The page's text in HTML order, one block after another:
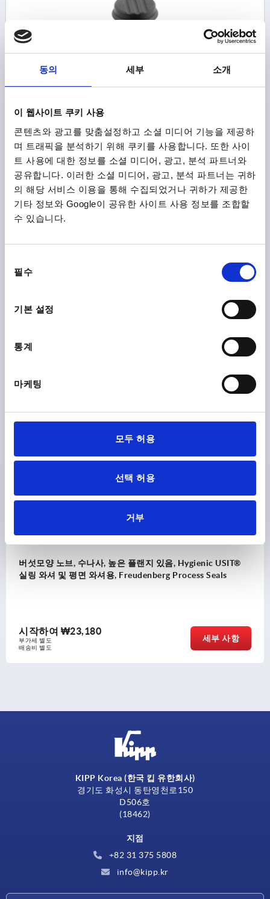
동의 세부 소개
이 웹사이트 쿠키 사용
콘텐츠와 광고를 맞춤설정하고 소셜 미디어 기능을 제공하
며 트래픽을 분석하기 위해 쿠키를 사용합니다. 또한 사이
트 사용에 대한 정보를 소셜 미디어, 광고, 분석 파트너와
공유합니다. 이러한 소셜 미디어, 광고, 분석 파트너는 귀하
의 해당 서비스 이용을 통해 수집되었거나 귀하가 제공한
기타 정보와 Google이 공유한 사이트 사용 정보를 조합할
수 있습니다.
필수
기본 설정
통계
마케팅
모두 허용
선택 허용
거부
나사=M5 바깥지름=21
본체 색상=흑연 검정 RAL 9011
D2=12 D3=19
높이=21
H1=10
주문 번호: K0251.110524X10
₩6,300
부가세 별도
세부 사항
다른 고객들도 다음 제품을 구매하였습니
K1309
버섯모양 노브, 수나사, 높은 플랜지 있음, Hygienic USIT®
실링 와셔 및 평면 와셔용, Freudenberg Process Seals
시작하여 ₩23,180
부가세 별도
배송비 별도
세부 사항
KIPP Korea (한국 킵 유한회사)
경기도 화성시 동탄영천로150
D506호
(18462)
지점
+82 31 375 5808
info@kipp.kr